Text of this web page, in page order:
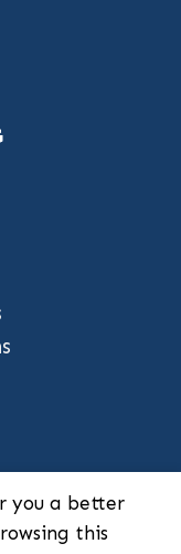
you a better
this